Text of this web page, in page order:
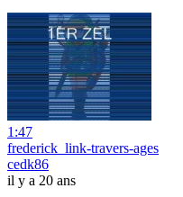
1:47
frederick_link-travers-ages
cedk86
il y a 20 ans